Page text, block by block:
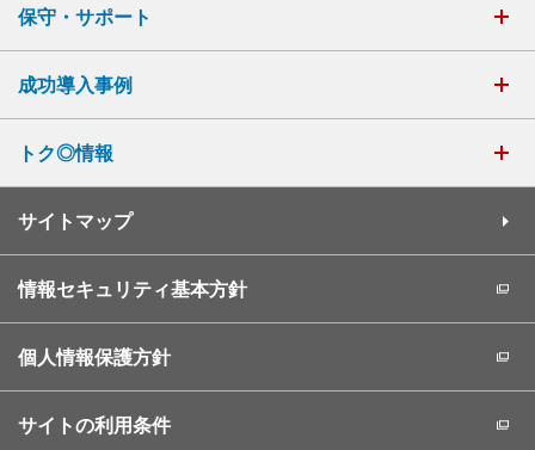
保守・サポート
成功導入事例
トク◎情報
サイトマップ
情報セキュリティ基本方針
個人情報保護方針
サイトの利用条件